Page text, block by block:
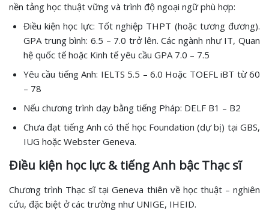
nền tảng học thuật vững và trình độ ngoại ngữ phù hợp:
Điều kiện học lực: Tốt nghiệp THPT (hoặc tương đương).
GPA trung bình: 6.5 – 7.0 trở lên. Các ngành như IT, Quan
hệ quốc tế hoặc Kinh tế yêu cầu GPA 7.0 – 7.5
Yêu cầu tiếng Anh: IELTS 5.5 – 6.0 Hoặc TOEFL iBT từ 60
– 78
Nếu chương trình dạy bằng tiếng Pháp: DELF B1 – B2
Chưa đạt tiếng Anh có thể học Foundation (dự bị) tại GBS,
IUG hoặc Webster Geneva.
Điều kiện học lực & tiếng Anh bậc Thạc sĩ
Chương trình Thạc sĩ tại Geneva thiên về học thuật – nghiên
cứu, đặc biệt ở các trường như UNIGE, IHEID.